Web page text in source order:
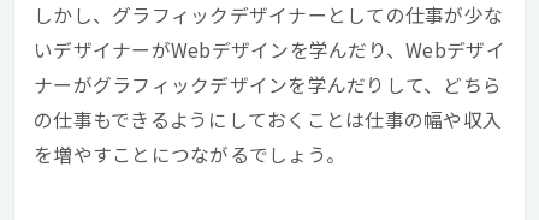
しかし、グラフィックデザイナーとしての仕事が少な
いデザイナーがWebデザインを学んだり、Webデザイ
ナーがグラフィックデザインを学んだりして、どちら
の仕事もできるようにしておくことは仕事の幅や収入
を増やすことにつながるでしょう。